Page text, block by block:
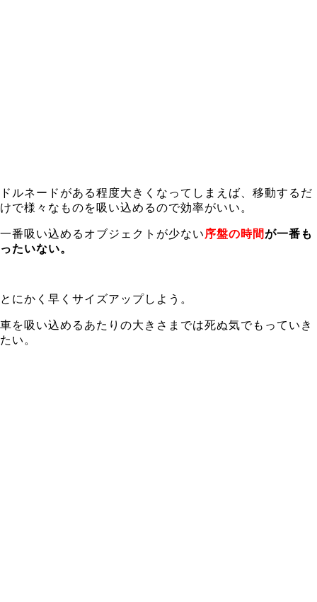
ドルネードがある程度大きくなってしまえば、移動するだ
けで様々なものを吸い込めるので効率がいい。
一番吸い込めるオブジェクトが少ない 序盤の時間が一番も
ったいない。
とにかく早くサイズアップしよう。
車を吸い込めるあたりの大きさまでは死ぬ気でもっていき
たい。